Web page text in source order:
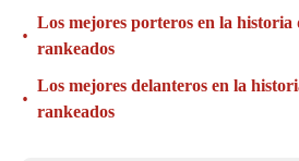
•
Los mejores porteros en la
rankeados
•
Los mejores delanteros en la
rankeados